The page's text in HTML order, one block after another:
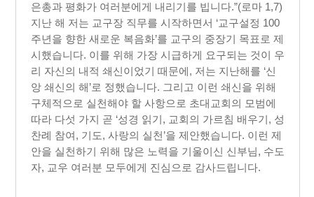
은총과 평화가 여러분에게 내리기를 빕니다.”(로마 1,7)
지난 해 저는 교구장 직무를 시작하면서 ‘교구설정 100
주년을 향한 새로운 복음화’를 교구의 중장기 목표로 제
시했습니다. 이를 위해 가장 시급하게 요구되는 것이 우
리 자신의 내적 쇄신이었기 때문에, 저는 지난해를 ‘신
앙 쇄신의 해’로 정했습니다. 그리고 이런 쇄신을 위해
구체적으로 실천해야 할 사항으로 초대교회의 모범에
따라 다섯 가지 곧 ‘성경 읽기, 교회의 가르침 배우기, 성
찬례 참여, 기도, 사랑의 실천’을 제안했습니다. 이런 제
안을 실천하기 위해 많은 노력을 기울이신 신부님, 수도
자, 교우 여러분 모두에게 진심으로 감사드립니다.